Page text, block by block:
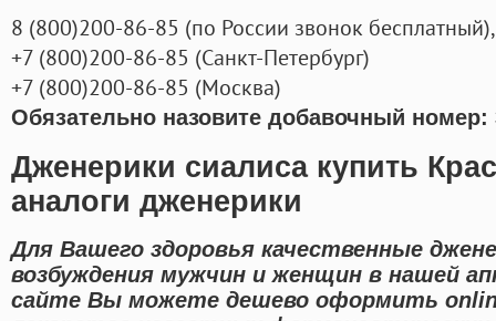
8 (800)200-86-85 (по России звонок бесплатный),
+7 (800)200-86-85 (Санкт-Петербург)
+7 (800)200-86-85 (Москва)
Обязательно назовите добавочный номер:
Дженерики сиалиса купить
аналоги дженерики
Для Вашего здоровья качественные
возбуждения мужчин и женщин в нашей
сайте Вы можете дешево оформить